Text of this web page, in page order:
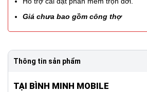
Giá chưa bao gồm công thợ
Thông tin sản phẩm
TẠI BÌNH MINH MOBILE